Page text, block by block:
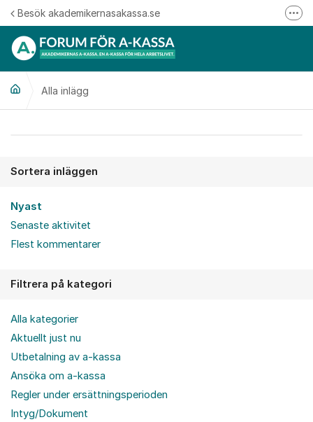
Hoppa till innehåll
Besök akademikernasakassa.se
Alla inlägg
Sortera inläggen
Nyast
Senaste aktivitet
Flest kommentarer
Filtrera på kategori
Alla kategorier
Aktuellt just nu
Utbetalning av a-kassa
Ansöka om a-kassa
Regler under ersättningsperioden
Intyg/Dokument